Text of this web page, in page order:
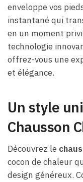
enveloppe vos
instantané qui
en un moment
technologie
offrez-vous une
et élégance.
Un style
Chausson
Découvrez le
cocon de chaleur
design généreux.